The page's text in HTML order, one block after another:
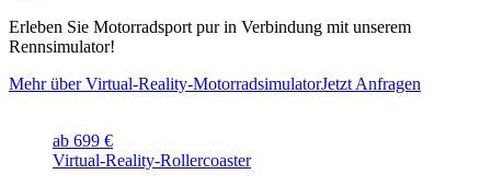
Erleben Sie Motorradsport pur in Verbindung mit unserem
Rennsimulator!
Mehr über Virtual-Reality-MotorradsimulatorJetzt Anfragen
ab 699 €
Virtual-Reality-Rollercoaster